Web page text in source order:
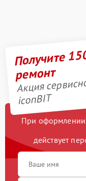
Получите
ремонт
Акция
iconBIT
При оформлении
действует